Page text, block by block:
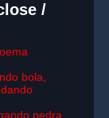
/
bola,
pedra